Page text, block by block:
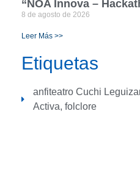
“NOA Innova –
8 de agosto de 2026
Leer Más >>
Etiquetas
anfiteatro Cuchi
Activa, folclore